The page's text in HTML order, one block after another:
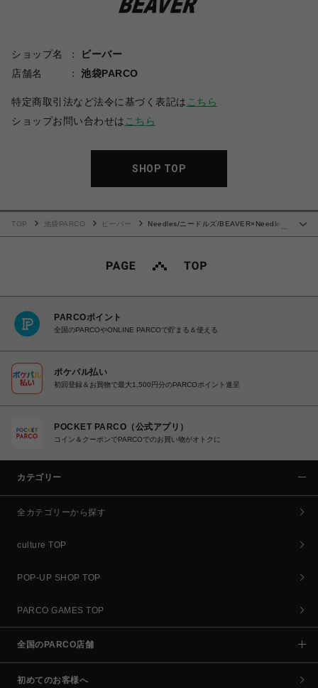
ショップ名
ビーバー
店舗名
池袋PARCO
特定商取引法など法令に基づく表記は こちら
ショップお問い合わせは こちら
SHOP TOP
TOP 池袋PARCO ビーバー
Needles/ニードルズ/BEAVER×Needles
PARCOポイント
全国のPARCOやONLINE PARCOで貯まる＆使える
ポケパル払い
初回登録＆お買物で最大1,500円分のPARCOポイント進呈
POCKET PARCO（公式アプリ）
コイン＆クーポンでPARCOでのお買い物がオトクに
カテゴリー
全カテゴリーから探す
culture TOP
POP-UP SHOP TOP
PARCO GAMES TOP
全国のPARCO店舗
初めてのお客様へ